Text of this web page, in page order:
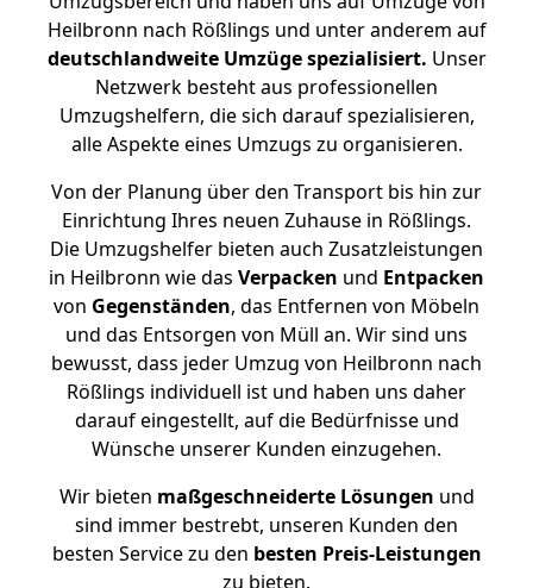
Heilbronn nach Rößlings und unter anderem auf
deutschlandweite Umzüge spezialisiert. Unser
Netzwerk besteht aus professionellen
Umzugshelfern, die sich darauf spezialisieren,
alle Aspekte eines Umzugs zu organisieren.
Von der Planung über den Transport bis hin zur
Einrichtung Ihres neuen Zuhause in Rößlings.
Die Umzugshelfer bieten auch Zusatzleistungen
in Heilbronn wie das Verpacken und Entpacken
von Gegenständen, das Entfernen von Möbeln
und das Entsorgen von Müll an. Wir sind uns
bewusst, dass jeder Umzug von Heilbronn nach
Rößlings individuell ist und haben uns daher
darauf eingestellt, auf die Bedürfnisse und
Wünsche unserer Kunden einzugehen.
Wir bieten maßgeschneiderte Lösungen und
sind immer bestrebt, unseren Kunden den
besten Service zu den besten Preis-Leistungen
zu bieten.